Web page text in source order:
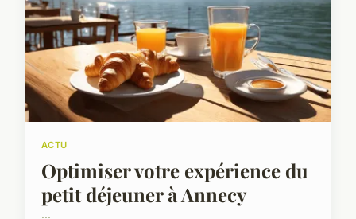
ACTU
Optimiser votre expérience du
petit déjeuner à Annecy
...